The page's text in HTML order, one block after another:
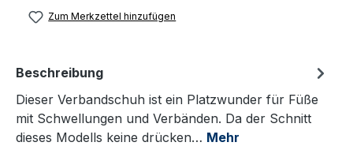
Zum Merkzettel hinzufügen
Beschreibung
Dieser Verbandschuh ist ein Platzwunder für Füße
mit Schwellungen und Verbänden. Da der Schnitt
dieses Modells keine drücken… Mehr